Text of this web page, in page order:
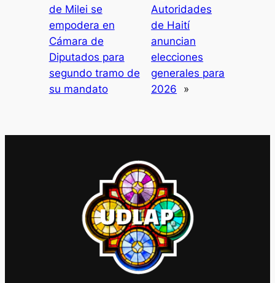
de Milei se
empodera en
Cámara de
Diputados para
segundo tramo de
su mandato
Autoridades
de Haití
anuncian
elecciones
generales para
2026
»